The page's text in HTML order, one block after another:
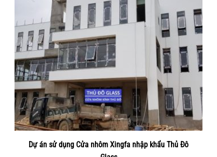
Dự án sử dụng Cửa nhôm Xingfa nhập khẩu Thủ Đô